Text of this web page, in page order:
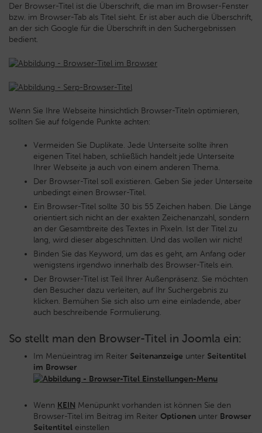
Der Browser-Titel ist die Überschrift, die man im Browser-Fenster
bzw. im Browser-Tab als Titel sieht. Er ist aber auch die Überschrift,
an der sich Google für die Überschrift in den Suchergebnissen
bedient.
Wenn Sie Ihre Webseite hinsichtlich Browser-Titeln optimieren,
sollten Sie auf folgende Punkte achten:
Vermeiden Sie Duplikate. Jede Unterseite sollte ihren
eigenen Titel haben, schließlich handelt jede Unterseite
Ihrer Webseite ja auch von einem anderen Thema.
Der Browser-Titel soll existieren. Geben Sie jeder Unterseite
unbedingt einen Browser-Titel.
Ein Browser-Titel sollte 30 bis 55 Zeichen haben. Die Länge
orientiert sich nicht an der exakten Zeichenanzahl, sondern
an der Gesamtbreite des Textes in Pixeln. Ist der Titel zu
lang, wird dieser abgeschnitten. Und das wollen wir nicht!
Binden Sie das Keyword, um das es geht, am Anfang oder
wenigstens irgendwo innerhalb des Browser-Titels ein.
Der Browser-Titel ist Teil Ihrer Außenpräsenz. Sie möchten
den Besucher dazu verleiten, auf Ihr Suchergebnis zu
klicken. Bemühen Sie sich also um eine einladende, aber
auch beschreibende Formulierung.
So stellt man den Browser-Titel in Joomla ein:
Im Menüeintrag im Reiter Seitenanzeige unter Seitentitel
im Browser
Wenn KEIN Menüpunkt vorhanden ist können Sie den
Browser-Titel im Beitrag im Reiter Optionen unter Browser
Seitentitel einstellen